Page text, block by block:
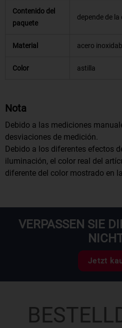
Contenido del
paquete
depende de la
Material acero
Color astilla
Nota
Debido a las mediciones
desviaciones de medición.
Debido a los diferentes efectos
iluminación, el color real del
diferente del color mostrado en
VERPASSEN SIE
Jetzt